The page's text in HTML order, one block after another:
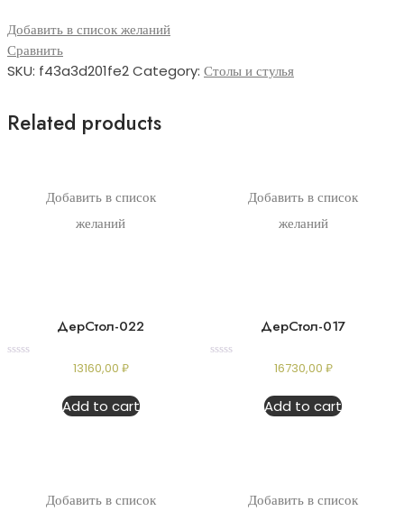
Добавить в список желаний
Сравнить
SKU: f43a3d201fe2Category: Столы и стулья
Related products
Добавить в список
желаний
ДерСтол-022
13160,00 ₽
Add to cart
Добавить в список
желаний
ДерСтол-017
16730,00 ₽
Add to cart
Добавить в список
Добавить в список